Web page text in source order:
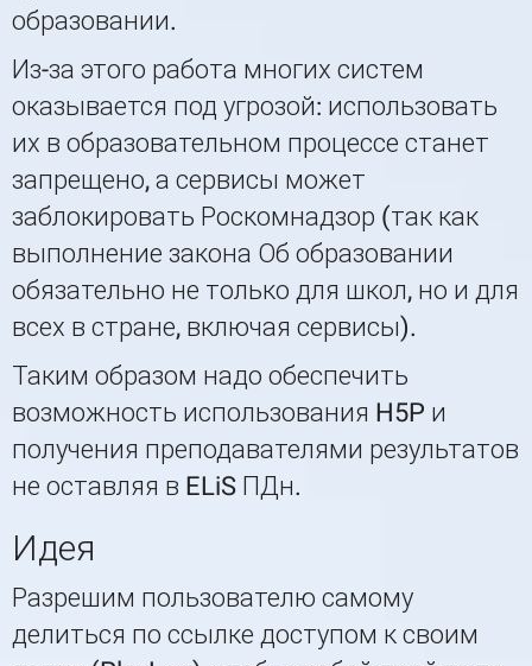
образовании.
Из-за этого работа многих систем
оказывается под угрозой: использовать
их в образовательном процессе станет
запрещено, а сервисы может
заблокировать Роскомнадзор (так как
выполнение закона Об образовании
обязательно не только для школ, но и для
всех в стране, включая сервисы).
Таким образом надо обеспечить
возможность использования H5P и
получения преподавателями результатов
не оставляя в ELiS ПДн.
Идея
Разрешим пользователю самому
делиться по ссылке доступом к своим